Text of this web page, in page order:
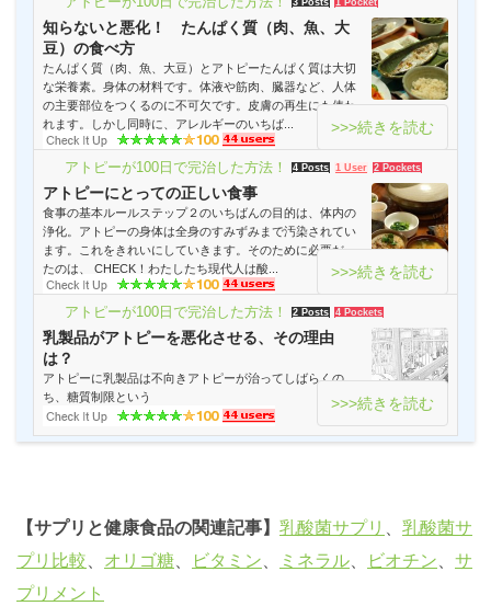
3 Posts 1 Pocket
知らないと悪化！ たんぱく質（肉、魚、大
豆）の食べ方
たんぱく質（肉、魚、大豆）とアトピーたんぱく質は大切
な栄養素。身体の材料です。体液や筋肉、臓器など、人体
の主要部位をつくるのに不可欠です。皮膚の再生にも使わ
れます。しかし同時に、アレルギーのいちば...
>>>続きを読む
アトピーが100日で完治した方法！ 4 Posts 1 User 2 Pockets
アトピーにとっての正しい食事
食事の基本ルールステップ２のいちばんの目的は、体内の
浄化。アトピーの身体は全身のすみずみまで汚染されてい
ます。これをきれいにしていきます。そのために必要だっ
たのは、 CHECK！わたしたち現代人は酸...
>>>続きを読む
アトピーが100日で完治した方法！ 2 Posts 4 Pockets
乳製品がアトピーを悪化させる、その理由
は？
アトピーに乳製品は不向きアトピーが治ってしばらくの
ち、糖質制限という
>>>続きを読む
【サプリと健康食品の関連記事】 乳酸菌サプリ
乳酸菌サ
プリ比較
オリゴ糖 ビタミン ミネラル ビオチン
サ
プリメント